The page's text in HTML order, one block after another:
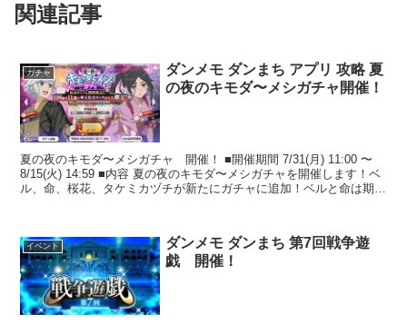
関連記事
ガチャ
ダンメモ ダンまち アプリ 攻略 夏
の夜のキモダ〜メシガチャ開催！
夏の夜のキモダ〜メシガチャ 開催！ ■開催期間 7/31(月) 11:00 〜
8/15(火) 14:59 ■内容 夏の夜のキモダ〜メシガチャを開催します！ベ
ル、命、桜花、タケミカヅチが新たにガチャに追加！ベルと命は期間
イベント
ダンメモ ダンまち 第7回戦争遊
戯 開催！